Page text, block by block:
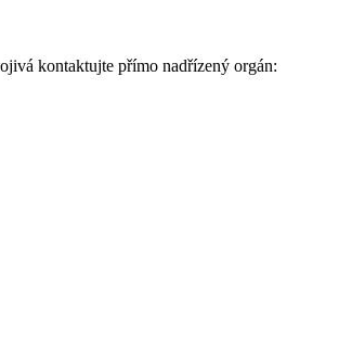
kontaktujte přímo nadřízený orgán: